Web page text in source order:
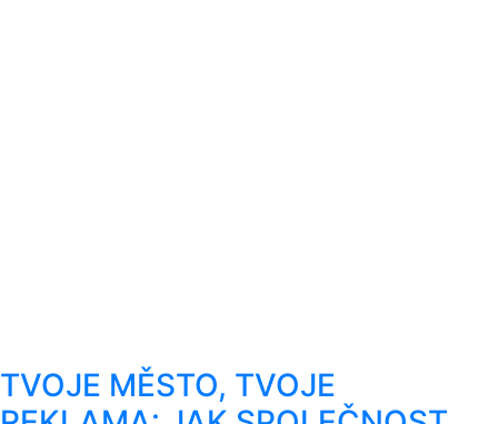
TVOJE MĚSTO, TVOJE